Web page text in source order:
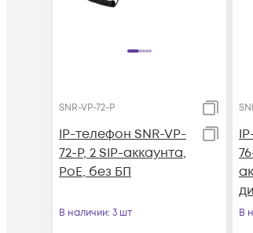
SNR-VP-72-P
IP-телефон SNR-VP-
72-P, 2 SIP-аккаунта,
PoE, без БП
В наличии: 3 шт В